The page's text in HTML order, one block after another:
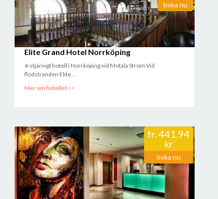
boka nu
Elite Grand Hotel Norrköping
4-stjärnigt hotell i Norrköping vid Motala Ström Vid
flodstranden Elite...
Mer om hotellet >>
fr.441.94
kr
boka nu